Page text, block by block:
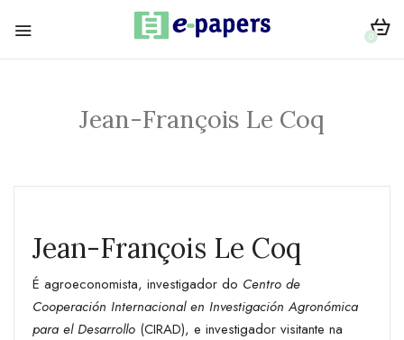
0
Jean-François Le Coq
Jean-François Le Coq
É agroeconomista, investigador do Centro de
Cooperación Internacional en Investigación Agronómica
para el Desarrollo (CIRAD), e investigador visitante na